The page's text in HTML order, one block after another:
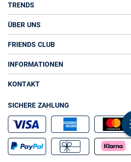
TRENDS
ÜBER UNS
FRIENDS CLUB
INFORMATIONEN
KONTAKT
SICHERE ZAHLUNG